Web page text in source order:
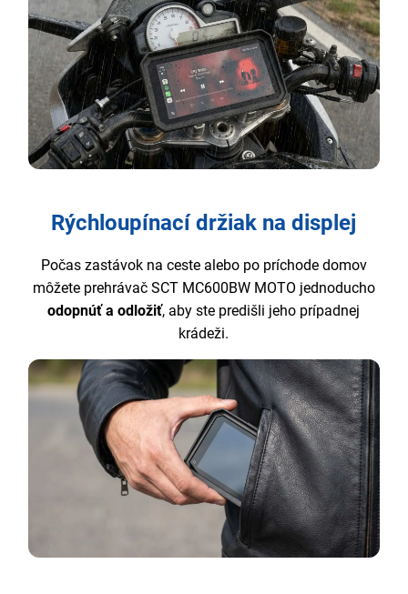
Rýchloupínací držiak na displej
Počas zastávok na ceste alebo po príchode domov
môžete prehrávač SCT MC600BW MOTO jednoducho
odopnúť a odložiť, aby ste predišli jeho prípadnej
krádeži.